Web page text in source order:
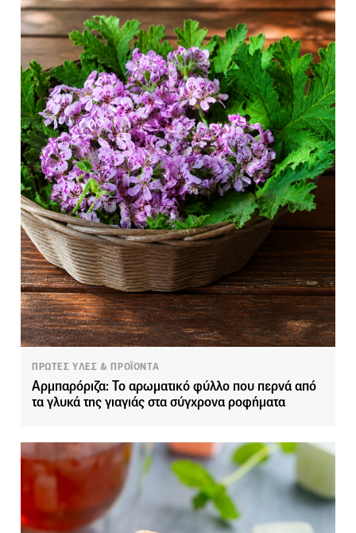
ΠΡΩΤΕΣ ΥΛΕΣ & ΠΡΟΪΟΝΤΑ
Αρμπαρόριζα: Το αρωματικό φύλλο που περνά από
τα γλυκά της γιαγιάς στα σύγχρονα ροφήματα